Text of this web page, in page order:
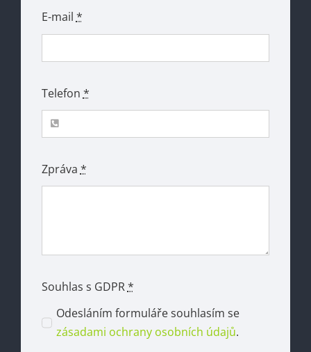
E-mail *
Telefon *
Zpráva *
Souhlas s GDPR*
Odesláním formuláře souhlasím se
zásadami ochrany osobních údajů.